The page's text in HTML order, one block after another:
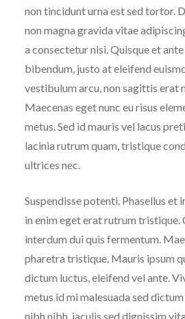
non tincidunt urna est sed tortor.
non magna gravida vitae
a consectetur nisi. Quisque et
bibendum, justo at eleifend
vestibulum arcu, non sagittis erat
Maecenas eget nunc eu risus
metus. Sed id mauris vel lacus
lacinia rutrum quam, tristique
ultrices nec.
Suspendisse potenti. Phasellus et
in enim eget erat rutrum
interdum dui quis fermentum.
pharetra tristique. Mauris ipsum
dictum luctus, eleifend vel ante.
metus id mi malesuada sed
nibh nibh, iaculis sed dignissim